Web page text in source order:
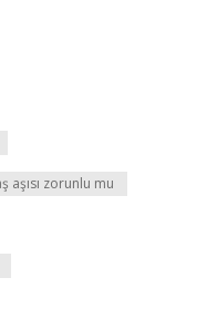
aşısı zorunlu mu